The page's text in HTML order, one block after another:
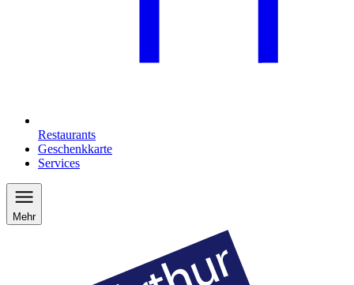
Restaurants
Geschenkkarte
Services
Mehr